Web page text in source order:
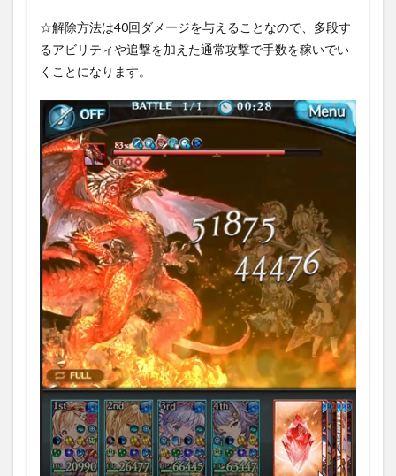
☆解除方法は40回ダメージを与えることなので、多段す
るアビリティや追撃を加えた通常攻撃で手数を稼いでい
くことになります。